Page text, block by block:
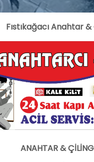
Fıstıkağacı Anahtar
ANAHTAR &